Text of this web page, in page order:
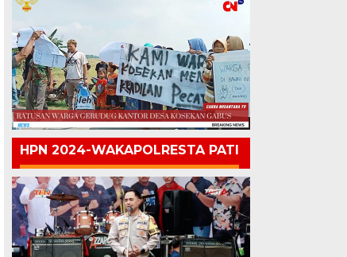
HPN 2024-WAKAPOLRESTA PATI